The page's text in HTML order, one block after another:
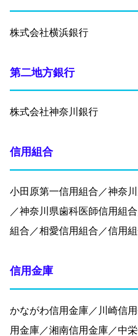
株式会社横浜銀行
第二地方銀行
株式会社神奈川銀行
信用組合
小田原第一信用組合／神奈
／神奈川県歯科医師信用組
組合／相愛信用組合／信用
信用金庫
かながわ信用金庫／川崎信
用金庫／湘南信用金庫／中